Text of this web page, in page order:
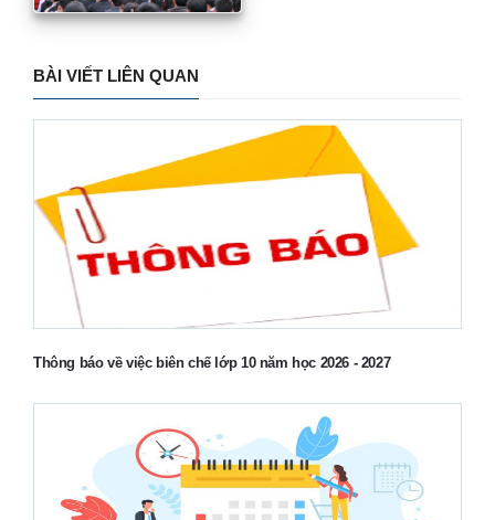
Hướng dẫn phúc khảo bài thi Ký thi tốt nghiệp
BÀI VIẾT LIÊN QUAN
Thông báo về việc biên chế lớp 10 năm học 2026 - 2027